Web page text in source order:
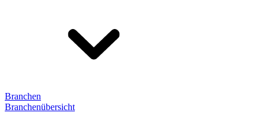
Branchen
Branchenübersicht